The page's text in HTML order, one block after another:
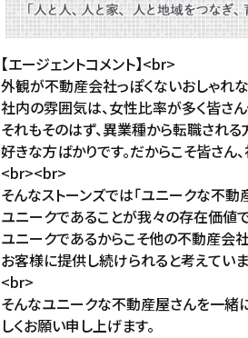
【エージェントコメント】<br>
外観が不動産会社っぽくないおしゃれ
社内の雰囲気は、女性比率が多く皆さ
それもそのはず、異業種から転職される
好きな方ばかりです。だからこそ皆さん
<br><br>
そんなストーンズでは「ユニークな不動
ユニークであることが我々の存在価値
ユニークであるからこそ他の不動産会
お客様に提供し続けられると考えてい
<br>
そんなユニークな不動産屋さんを一緒
しくお願い申し上げます。